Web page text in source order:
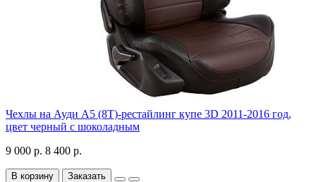
Чехлы на Ауди А5 (8Т)-рестайлинг купе 3D 2011-2016 год,
цвет черный с шоколадным
9 000 р. 8 400 р.
В корзину Заказать